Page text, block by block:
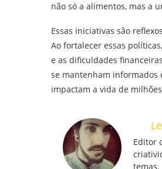
não só a alimentos, mas a
Essas iniciativas são
Ao fortalecer essas
e as dificuldades
se mantenham informados
impactam a vida de
Editor
temas.